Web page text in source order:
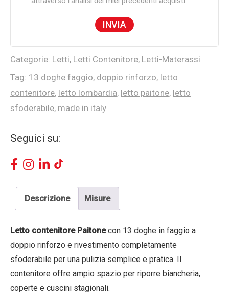
Categorie: Letti, Letti Contenitore, Letti-Materassi
Tag: 13 doghe faggio, doppio rinforzo, letto
contenitore, letto lombardia, letto paitone, letto
sfoderabile, made in italy
Seguici su:
Descrizione Misure
Letto contenitore Paitonecon 13 doghe in faggio a
doppio rinforzo e rivestimento completamente
sfoderabile per una pulizia semplice e pratica. Il
contenitore offre ampio spazio per riporre biancheria,
coperte e cuscini stagionali.